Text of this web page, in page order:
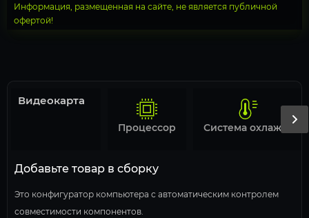
Информация, размещенная на сайте, не является публичной
офертой!
Добавьте товар в сборку
Это конфигуратор компьютера с автоматическим контролем
совместимости компонентов.
Видеокарта
Процессор